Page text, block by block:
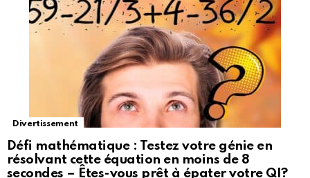
Divertissement
Défi mathématique : Testez votre génie en
résolvant cette équation en moins de 8
secondes – Êtes-vous prêt à épater votre QI?